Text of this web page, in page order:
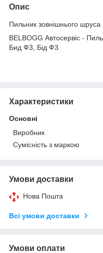
Опис
Пильник зовнішнього
BELBOGG Автосервіс -
Бид Ф3, Бід Ф3
Характеристики
Основні
Виробник
Сумісність з маркою
Умови доставки
Нова Пошта
Всі умови доставки
Умови оплати